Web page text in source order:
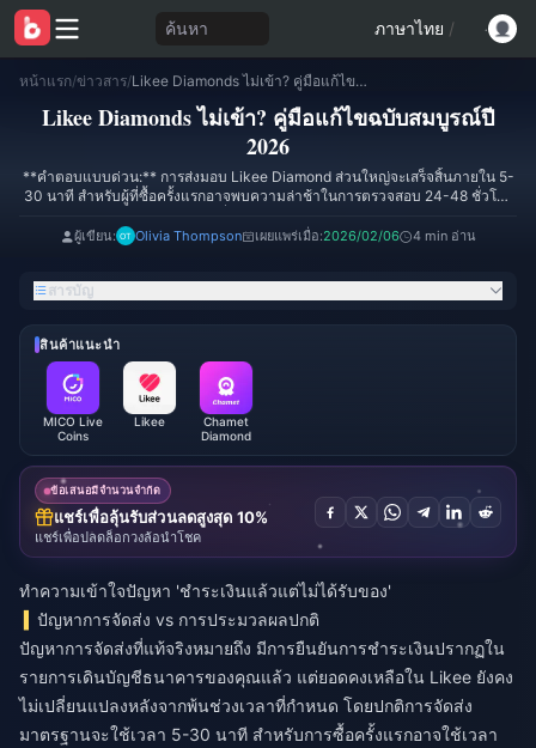
ค้นหา ภาษาไทย /
หน้าแรก/ข่าวสาร/ Likee Diamonds ไม่เข้า? คู่มือแก้ไขฉบับสมบูรณ์ปี 2026
Likee Diamonds ไม่เข้า? คู่มือแก้ไขฉบับสมบูรณ์ปี
2026
**คำตอบแบบด่วน:** การส่งมอบ Likee Diamond ส่วนใหญ่จะเสร็จสิ้นภายใน 5-
30 นาที สำหรับผู้ที่ซื้อครั้งแรกอาจพบความล่าช้าในการตรวจสอบ 24-48 ชั่วโมง
ชั่วโมง คู่มือนี้ครอบคลุมถึงการแก้ไขปัญหา การตรวจสอบใบเสร็จ และกลยุทธ์การ
ผู้เขียน: Olivia Thompson เผยแพร่เมื่อ:2026/02/06 4 min อ่าน
สารบัญ
สินค้าแนะนำ
MICO Live
Coins
Likee
Chamet
Diamond
ข้อเสนอมีจำนวนจำกัด
แชร์เพื่อลุ้นรับส่วนลดสูงสุด 10%
แชร์เพื่อปลดล็อกวงล้อนำโชค
ทำความเข้าใจปัญหา 'ชำระเงินแล้วแต่ไม่ได้รับของ'
ปัญหาการจัดส่ง vs การประมวลผลปกติ
ปัญหาการจัดส่งที่แท้จริงหมายถึง มีการยืนยันการชำระเงินปรากฏใน
รายการเดินบัญชีธนาคารของคุณแล้ว แต่ยอดคงเหลือใน Likee ยังคง
ไม่เปลี่ยนแปลงหลังจากพ้นช่วงเวลาที่กำหนด โดยปกติการจัดส่ง
มาตรฐานจะใช้เวลา 5-30 นาที สำหรับการซื้อครั้งแรกอาจใช้เวลา